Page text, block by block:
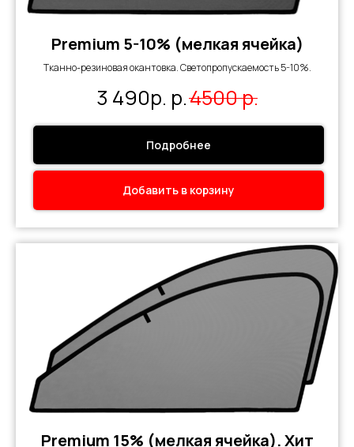
Premium 5-10% (мелкая ячейка)
Тканно-резиновая окантовка. Светопропускаемость 5-10%.
3 490р. р.4500р.
Подробнее
Добавить в корзину
Premium 15% (мелкая ячейка). Хит